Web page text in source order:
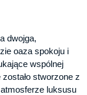
dwojga,
oaza spokoju i
wspólnej
stworzone z
luksusu